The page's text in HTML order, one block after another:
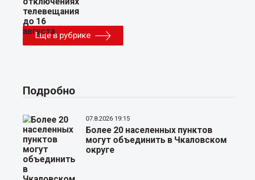
Еще в рубрике
Подробно
07.8.2026 19:15
Более 20 населенных пунктов
могут объединить в Чкаловском
округе